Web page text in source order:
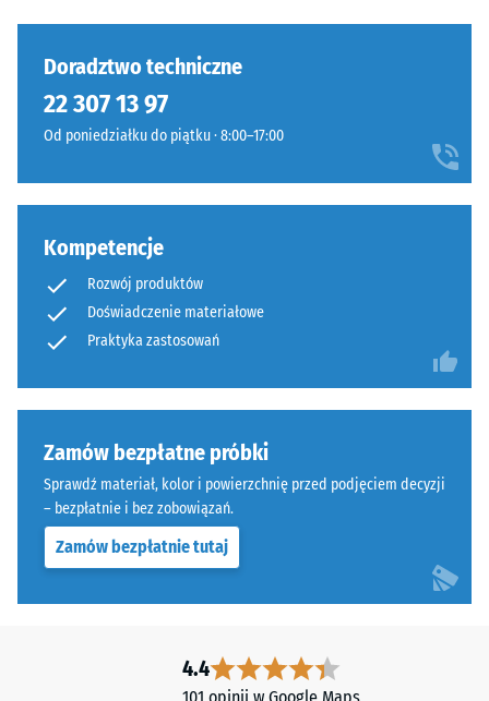
Doradztwo techniczne
22 307 13 97
Od poniedziałku do piątku · 8:00–17:00
Kompetencje
Rozwój produktów
Doświadczenie materiałowe
Praktyka zastosowań
Zamów bezpłatne próbki
Sprawdź materiał, kolor i powierzchnię przed podjęciem decyzji
– bezpłatnie i bez zobowiązań.
Zamów bezpłatnie tutaj
4.4